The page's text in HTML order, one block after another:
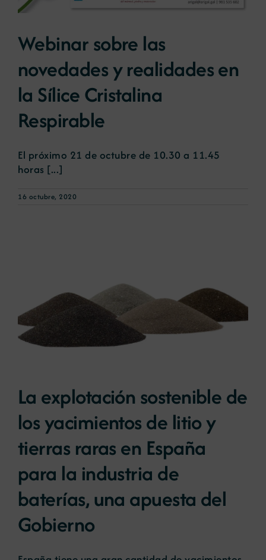
Webinar sobre las
novedades y realidades en
la Sílice Cristalina
Respirable
El próximo 21 de octubre de 10.30 a 11.45
horas [...]
16 octubre, 2020
La explotación sostenible de
los yacimientos de litio y
tierras raras en España
para la industria de
baterías, una apuesta del
Gobierno